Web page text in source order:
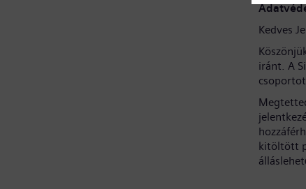
Kedves
iránt. A
kitöltött